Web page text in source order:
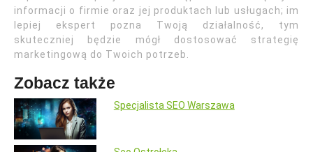
informacji o firmie oraz jej produktach lub usługach; im
lepiej ekspert pozna Twoją działalność, tym
skuteczniej będzie mógł dostosować strategię
marketingową do Twoich potrzeb.
Zobacz także
Specjalista SEO Warszawa